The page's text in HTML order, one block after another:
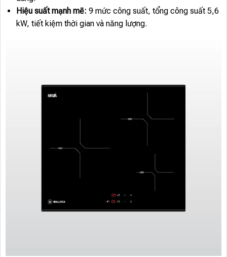
Hiệu suất mạnh mẽ: 9 mức công suất, tổng công suất 5,6
kW, tiết kiệm thời gian và năng lượng.